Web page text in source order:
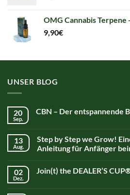
OMG Cannabis Terpene
9,90€
UNSER BLOG
20
Sep.
CBN – Der entspannende
13
Aug.
Step by Step we Grow!
Anleitung für Anfänger
02
Dez.
Join(t) the DEALER’S